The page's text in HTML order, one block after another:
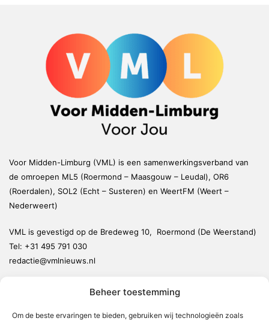
Beheer toestemming
Om de beste ervaringen te bieden, gebruiken wij technologieën zoals
Voor Midden-Limburg (VML) is een samenwerkingsverband van
de omroepen ML5 (Roermond – Maasgouw – Leudal), OR6
(Roerdalen), SOL2 (Echt – Susteren) en WeertFM (Weert –
Nederweert)
VML is gevestigd op de Bredeweg 10, Roermond (De Weerstand)
Tel: +31 495 791 030
redactie@vmlnieuws.nl